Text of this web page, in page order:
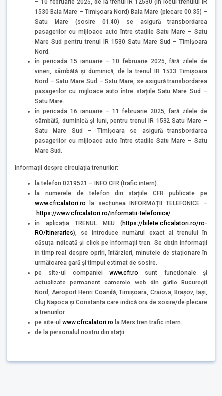
– 10 februarie 2025, de la trenul IR 12530 (în locul trenului IR
1530 Baia Mare – Timișoara Nord) Baia Mare (plecare 00.35) –
Satu Mare (sosire 01.40) se asigură transbordarea
pasagerilor cu mijloace auto între stațiile Satu Mare – Satu
Mare Sud pentru trenul IR 1530 Satu Mare Sud – Timișoara
Nord.
în perioada 15 ianuarie – 10 februarie 2025, fără zilele de
vineri, sâmbătă și duminică, de la trenul IR 1533 Timișoara
Nord – Satu Mare Sud – Satu Mare, se asigură transbordarea
pasagerilor cu mijloace auto între stațiile Satu Mare Sud –
Satu Mare.
în perioada 16 ianuarie – 11 februarie 2025, fară zilele de
sâmbătă, duminică și luni, pentru trenul IR 1532 Satu Mare –
Satu Mare Sud – Timișoara se asigură transbordarea
pasagerilor cu mijloace auto între stațiile Satu Mare – Satu
Mare Sud.
Informații despre circulația trenurilor:
la telefon 0219521 – INFO CFR (trafic intern).
la numerele de telefon din stațiile CFR publicate pe
www.cfrcalatori.ro la secțiunea INFORMAȚII TELEFONICE –
https://www.cfrcalatori.ro/informatii-telefonice/
în aplicația TRENUL MEU (https://bilete.cfrcalatori.ro/ro-
RO/Itineraries), se introduce numărul exact al trenului în
căsuţa indicată şi click pe Informații tren. Se obțin informaţii
în timp real despre opriri, întârzieri, minutele de staţionare în
următoarea gară şi timpul estimat de sosire.
pe site-ul companiei www.cfr.ro sunt funcționale și
actualizate permanent camerele web din gările București
Nord, Aeroport Henri Coandă, Timișoara, Craiova, Brașov, Iași,
Cluj Napoca și Constanța care indică ora de sosire/de plecare
a trenurilor.
pe site-ul www.cfrcalatori.ro la Mers tren trafic intern.
de la personalul nostru din staţii.